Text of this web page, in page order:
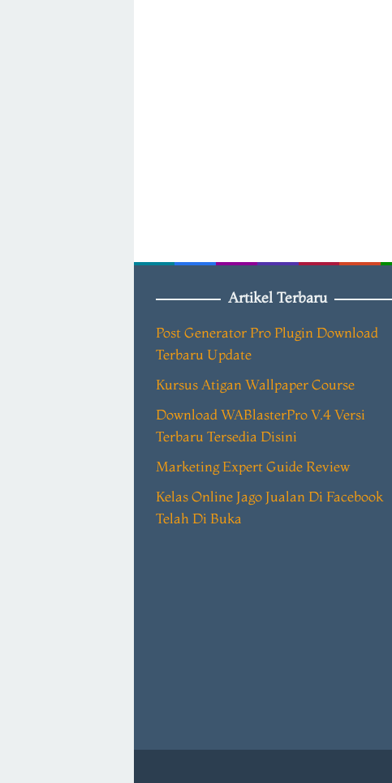
Artikel Terbaru
Post Generator Pro Plugin Download
Terbaru Update
Kursus Atigan Wallpaper Course
Download WABlasterPro V.4 Versi
Terbaru Tersedia Disini
Marketing Expert Guide Review
Kelas Online Jago Jualan Di Facebook
Telah Di Buka